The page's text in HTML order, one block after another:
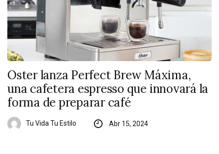
Oster lanza Perfect Brew Máxima,
una cafetera espresso que innovará la
forma de preparar café
Tu Vida Tu Estilo Abr 15, 2024